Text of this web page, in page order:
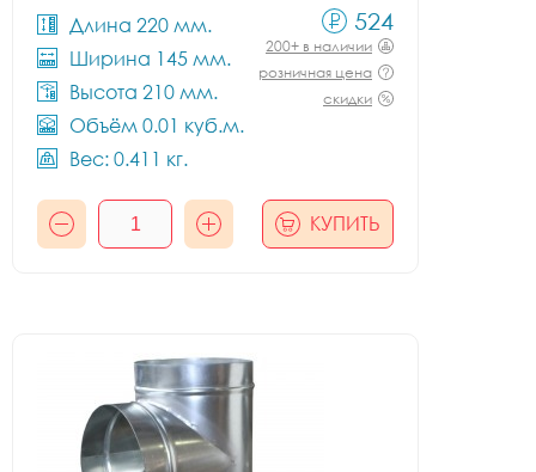
Длина 220 мм.
Ширина 145 мм.
Высота 210 мм.
Объём 0.01 куб.м.
Вес: 0.411 кг.
524
200+ в наличии
розничная цена
скидки
КУПИТЬ